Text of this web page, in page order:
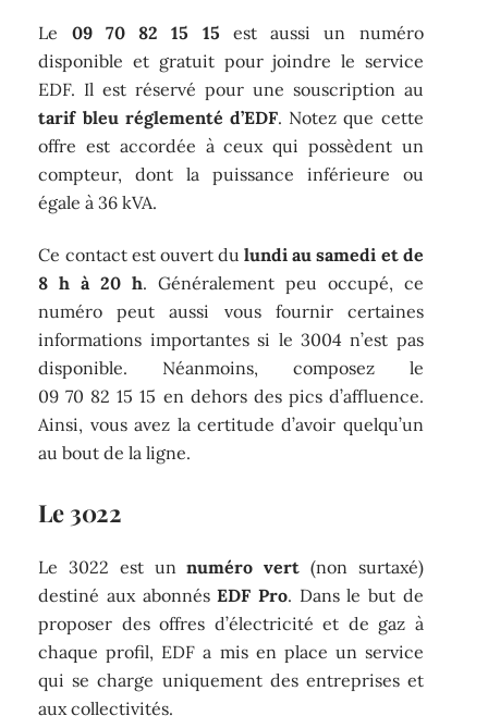
Le 09 70 82 15 15 est aussi un numéro
disponible et gratuit pour joindre le service
EDF. Il est réservé pour une souscription au
tarif bleu réglementé d’EDF. Notez que cette
offre est accordée à ceux qui possèdent un
compteur, dont la puissance inférieure ou
égale à 36 kVA.
Ce contact est ouvert dulundi au samedi et de
8 h à 20 h. Généralement peu occupé, ce
numéro peut aussi vous fournir certaines
informations importantes si le 3004 n’est pas
disponible. Néanmoins, composez le
09 70 82 15 15 en dehors des pics d’affluence.
Ainsi, vous avez la certitude d’avoir quelqu’un
au bout de la ligne.
Le 3022
Le 3022 est unnuméro vert (non surtaxé)
destiné aux abonnésEDF Pro. Dans le but de
proposer des offres d’électricité et de gaz à
chaque profil, EDF a mis en place un service
qui se charge uniquement des entreprises et
aux collectivités.